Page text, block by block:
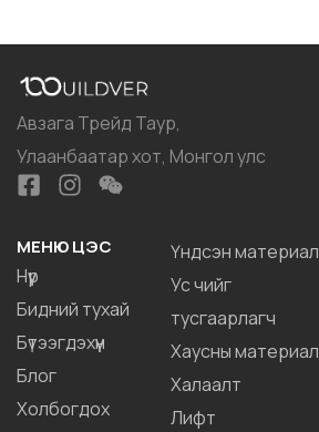
Авзага Трейд Таур,
Улаанбаатар хот, Монгол улс
МЕНЮ ЦЭС
Нүүр
Бидний тухай
Бүтээгдэхүүн
Блог
Холбогдох
Үндсэн материал
Ус чийг
тусгаарлагч
Хаусны материал
Халаалт
Лифт